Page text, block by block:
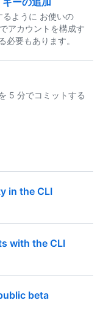
るように お使いの
アカウントを構成す
必要もあります。
5 分でコミットする
in the CLI
with the CLI
beta